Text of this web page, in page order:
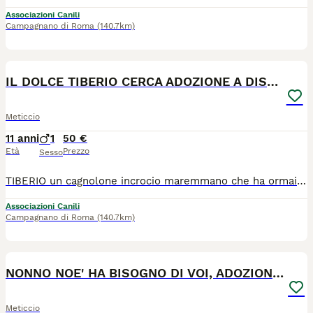
Associazioni Canili
Campagnano di Roma (140.7km)
IL DOLCE TIBERIO CERCA ADOZIONE A DISTANZA
Meticcio
11 anni
Età
1
Sesso
50 €
Prezzo
TIBERIO un cagnolone incrocio maremmano che ha ormai 11 anni e mezzo di età. taglia grande, ca. 45 kg. TIBERIO è un cane adorabile, veramente buonissimo, perfettamente educato e socializzato, affettuoso e semplicemente adorabile con noi umani, indicatissimo per vivere in famiglie con bambini, va a guinzaglio perfettamente e naturalmente non tende a tirare, va d'accordo con i suoi simili. TIBERIO è in salute, è sverminato, spulciato, sterilizzato, testato per leishmania, ed è risultato essere negativo. Mai nessuno ha chiesto di Tiberio e noi pensiamo che la speranza sia l'ultima a morire, intanto chiediamo un'adozione a distanza per lui.
Associazioni Canili
Campagnano di Roma (140.7km)
NONNO NOE' HA BISOGNO DI VOI, ADOZIONE A DISTANZA
Meticcio